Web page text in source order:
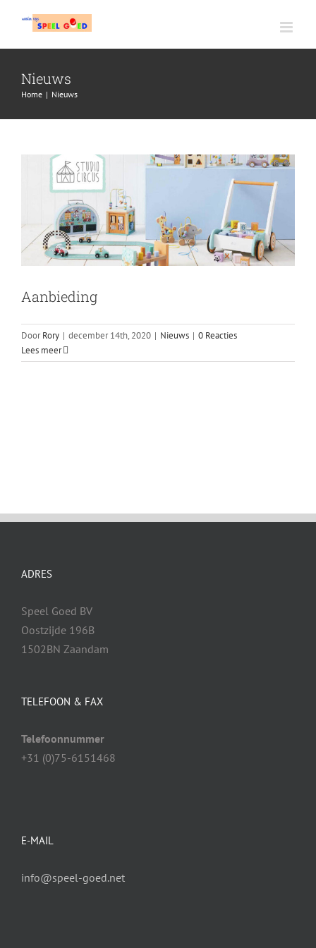
inhoud
Nieuws
Home | Nieuws
Aanbieding
DoorRory | december 14th, 2020 | Nieuws | 0 Reacties
Lees meer
ADRES
Speel Goed BV
Oostzijde 196B
1502BN Zaandam
TELEFOON & FAX
Telefoonnummer
+31 (0)75-6151468
E-MAIL
info@speel-goed.net